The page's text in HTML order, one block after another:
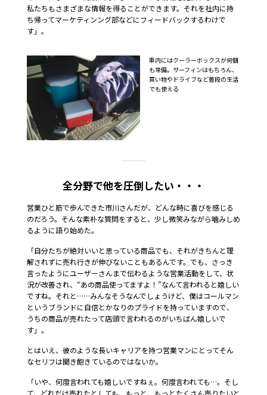
私たちもさまざまな情報を得ることができます。それを社内に持
ち帰ってマーケティンング部などにフィードバックするわけで
す」。
車内にはクーラーボックスが何個
も常備。サーフィンはもちろん、
買い物やドライブなど普段の生活
でも使える
全分野で他を圧倒したい・・・
営業ひと筋で歩んできた市川さんだが、どんな時に喜びを感じる
のだろう。そんな素朴な質問をすると、少し微笑みながら噛みしめ
るように語り始めた。
「自分たちが絶対いいと思っている商品でも、それがきちんと理
解されずに売れ行きが伸びないこともあるんです。でも、さっき
言ったようにユーザーさんまで伝わるような営業活動をして、状
況が改善され、“あの商品使ってますよ！”なんて言われると嬉しい
ですね。それと……みんなそうなんでしょうけど、僕はコールマン
というブランドに自信とかなりのプライドを持っていますので、
うちの商品が売れたって店頭で言われるのがいちばん嬉しいで
す」。
とはいえ、彼のような長いキャリアを持つ営業マンにとってそん
なセリフは聞き飽きているのではないか。
「いや、何度言われても嬉しいですねぇ。何度言われても…。そし